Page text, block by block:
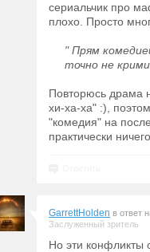
сериальчик про
плохо. Просто
" Прям
точно не
Повторюсь драма
хи-ха-ха" :),
"комедия" на
практически
GarrettHolden в ответ
Заслуженный зритель
Но эти